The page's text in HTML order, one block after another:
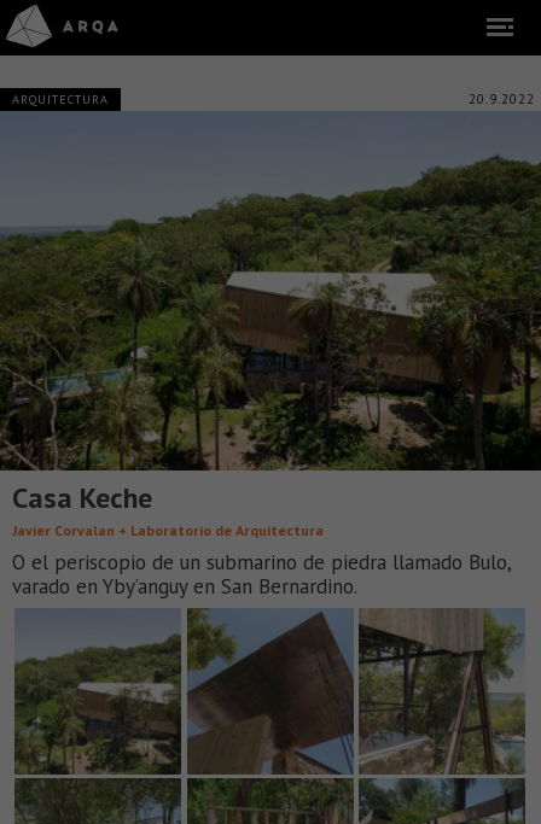
ARQUITECTURA 20.9.2022
Casa Keche
Javier Corvalan + Laboratorio de Arquitectura
O el periscopio de un submarino de piedra llamado Bulo,
varado en Yby’anguy en San Bernardino.